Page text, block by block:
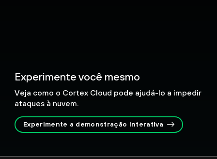
Experimente você mesmo
Veja como o Cortex Cloud pode ajudá-lo a impedir
ataques à nuvem.
Experimente a demonstração interativa